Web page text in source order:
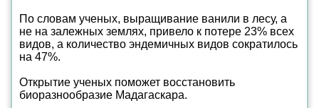
По словам ученых, выращивание ванили в лесу, а
не на залежных землях, привело к потере 23% всех
видов, а количество эндемичных видов сократилось
на 47%.
Открытие ученых поможет восстановить
биоразнообразие Мадагаскара.